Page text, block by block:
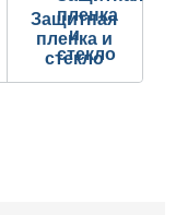
Защитная
пленка и
стекло